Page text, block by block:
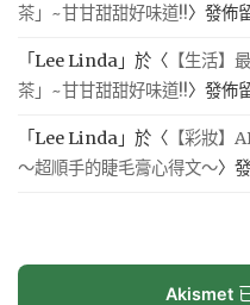
茶」~甘甘甜甜好味道!!〉發佈
「Lee Linda 」於〈 【生活】
茶」~甘甘甜甜好味道!!〉發佈
「Lee Linda 」於〈 【彩妝】
～超順手的睫毛膏心得文～〉
Akismet